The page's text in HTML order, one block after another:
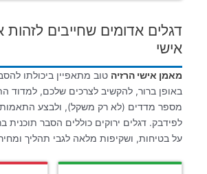
דגלים אדומים שחייבים
אישי
מאמן אישי הרזיה טוב מתאפיין ביכולתו
באופן ברור, להקשיב לצרכים שלכם, למדוד
מספר מדדים (לא רק משקל), ולבצע
לפידבק. דגלים ירוקים כוללים הסבר תוכנית
על בטיחות, ושקיפות מלאה לגבי תהליך